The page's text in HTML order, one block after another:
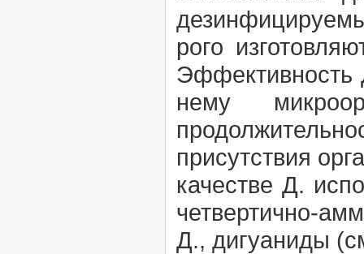
рого
Эффективность
нему
присутствия
качестве Д.
четвертично-
Д., дигуаниды